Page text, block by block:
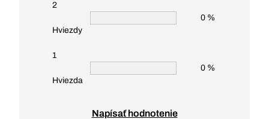
2
Hviezdy
0 %
1
Hviezda
0 %
Napísať hodnotenie